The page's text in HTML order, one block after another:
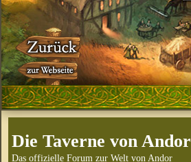
Die Taverne von Andor
Das offizielle Forum zur Welt von Andor